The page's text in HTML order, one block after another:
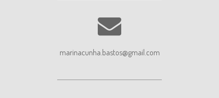
marinacunha.bastos@gmail.com